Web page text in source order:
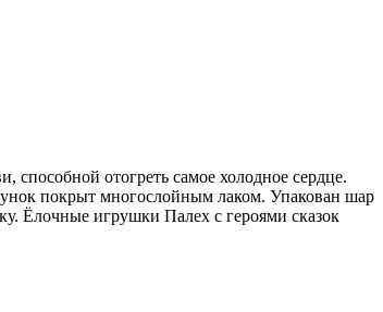
отогреть самое холодное сердце.
покрыт многослойным лаком. Упакован шар
Ёлочные игрушки Палех с героями сказок